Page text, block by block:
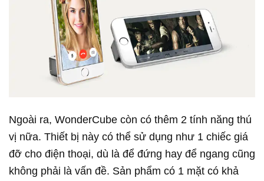
Ngoài ra, WonderCube còn có thêm 2 tính năng thú
vị nữa. Thiết bị này có thể sử dụng như 1 chiếc giá
đỡ cho điện thoại, dù là để đứng hay để ngang cũng
không phải là vấn đề. Sản phẩm có 1 mặt có khả